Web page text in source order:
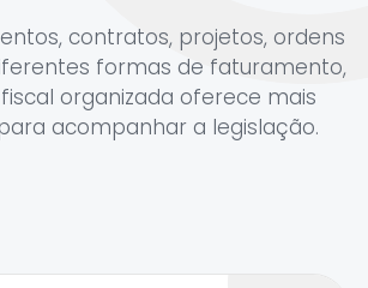
contratos, projetos, ordens
formas de faturamento,
organizada oferece mais
acompanhar a legislação.